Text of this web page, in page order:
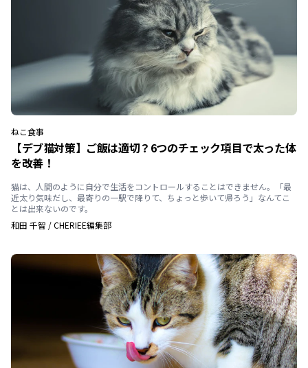
ねこ食事
【デブ猫対策】ご飯は適切？6つのチェック項目で太った体
を改善！
猫は、人間のように自分で生活をコントロールすることはできません。「最
近太り気味だし、最寄りの一駅で降りて、ちょっと歩いて帰ろう」なんてこ
とは出来ないのです。
和田 千智 /CHERIEE編集部